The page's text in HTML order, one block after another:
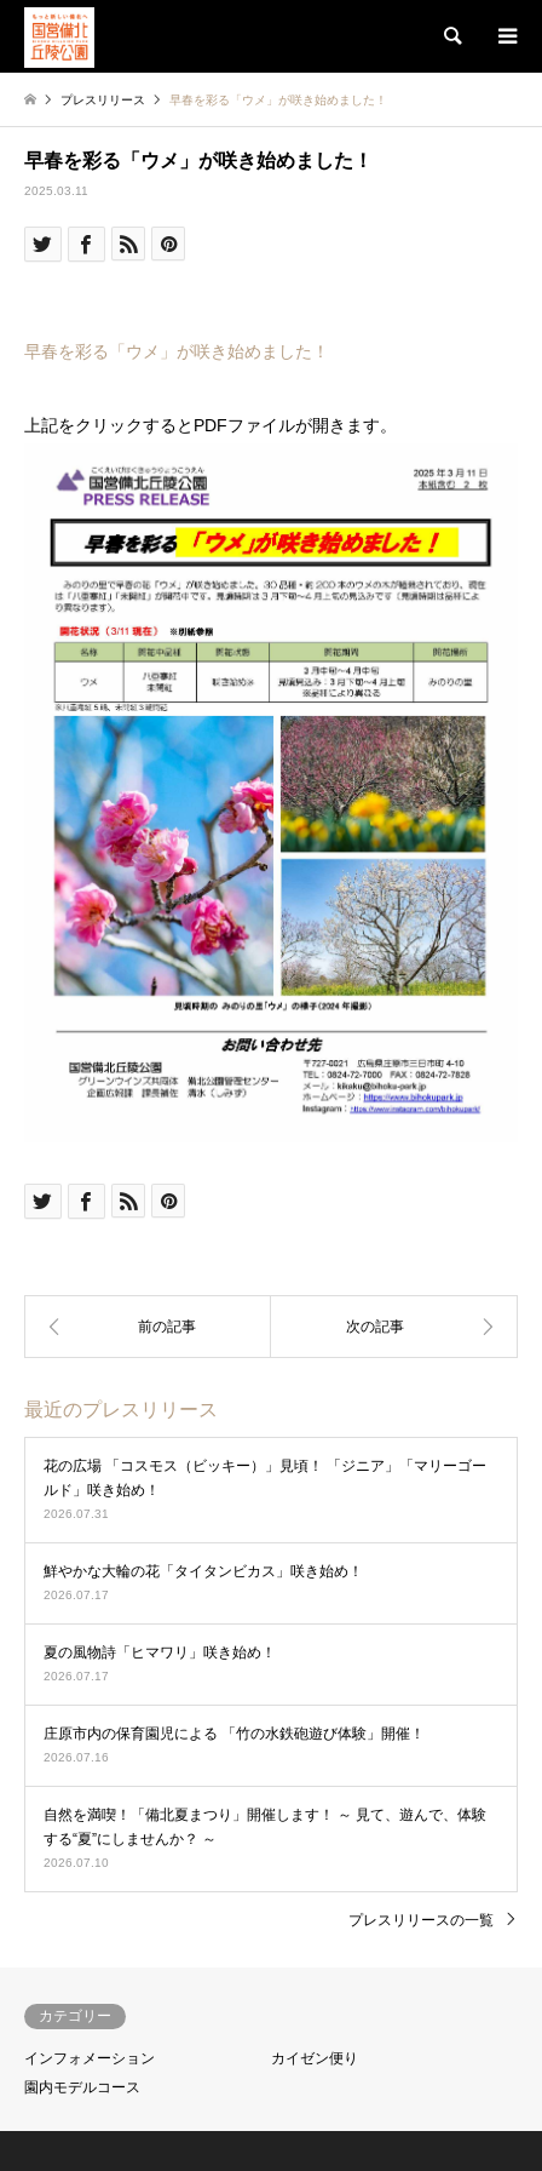
検索
プレスリリース 早春を彩る「ウメ」が咲き始めました！
早春を彩る「ウメ」が咲き始めました！
2025.03.11
早春を彩る「ウメ」が咲き始めました！
上記をクリックするとPDFファイルが開きます。
最近のプレスリリース
花の広場 「コスモス（ビッキー）」見頃！ 「ジニア」「マリーゴー
ルド」咲き始め！
2026.07.31
鮮やかな大輪の花「タイタンビカス」咲き始め！
2026.07.17
夏の風物詩「ヒマワリ」咲き始め！
2026.07.17
庄原市内の保育園児による 「竹の水鉄砲遊び体験」開催！
2026.07.16
自然を満喫！「備北夏まつり」開催します！ ～ 見て、遊んで、体験
する“夏”にしませんか？ ～
2026.07.10
プレスリリースの一覧
カテゴリー
インフォメーション
カイゼン便り
園内モデルコース